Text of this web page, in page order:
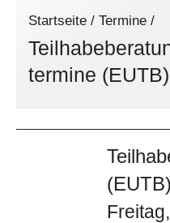
Startseite / Termine /
termine (EUTB)